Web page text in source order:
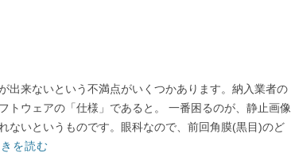
出来ないという不満点がいくつかあります。納入業者の
トウェアの「仕様」であると。 一番困るのが、静止画像
ないというものです。眼科なので、前回角膜(黒目)のど
を読む